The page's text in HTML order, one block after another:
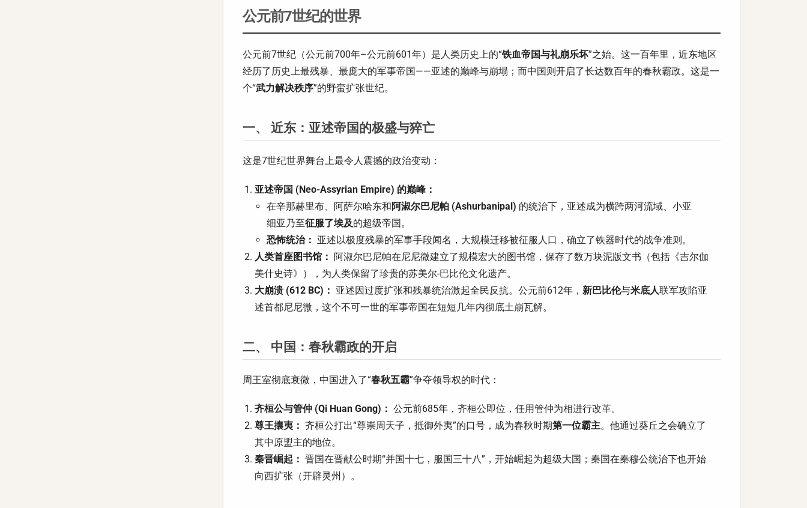
公元前7世纪的世界
公元前7世纪（公元前700年–公元前601年）是人类历史上的“铁血帝国与礼崩乐坏”之始。这一百年里，近东地区
经历了历史上最残暴、最庞大的军事帝国——亚述的巅峰与崩塌；而中国则开启了长达数百年的春秋霸政。这是一
个“武力解决秩序”的野蛮扩张世纪。
一、 近东：亚述帝国的极盛与猝亡
这是7世纪世界舞台上最令人震撼的政治变动：
亚述帝国 (Neo-Assyrian Empire) 的巅峰：
在辛那赫里布、阿萨尔哈东和阿淑尔巴尼帕 (Ashurbanipal) 的统治下，亚述成为横跨两河流域、小亚
细亚乃至征服了埃及的超级帝国。
恐怖统治： 亚述以极度残暴的军事手段闻名，大规模迁移被征服人口，确立了铁器时代的战争准则。
人类首座图书馆： 阿淑尔巴尼帕在尼尼微建立了规模宏大的图书馆，保存了数万块泥版文书（包括《吉尔伽
美什史诗》），为人类保留了珍贵的苏美尔-巴比伦文化遗产。
大崩溃 (612 BC)： 亚述因过度扩张和残暴统治激起全民反抗。公元前612年， 新巴比伦与米底人联军攻陷亚
述首都尼尼微，这个不可一世的军事帝国在短短几年内彻底土崩瓦解。
二、 中国：春秋霸政的开启
周王室彻底衰微，中国进入了“春秋五霸”争夺领导权的时代：
齐桓公与管仲 (Qi Huan Gong)： 公元前685年，齐桓公即位，任用管仲为相进行改革。
尊王攘夷： 齐桓公打出“尊崇周天子，抵御外夷”的口号，成为春秋时期第一位霸主。他通过葵丘之会确立了
其中原盟主的地位。
秦晋崛起： 晋国在晋献公时期“并国十七，服国三十八”，开始崛起为超级大国；秦国在秦穆公统治下也开始
向西扩张（开辟灵州）。